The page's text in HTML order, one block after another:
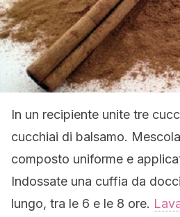
In un recipiente unite tre
cucchiai di balsamo.
composto uniforme e
Indossate una cuffia da
lungo, tra le 6 e le 8 ore.